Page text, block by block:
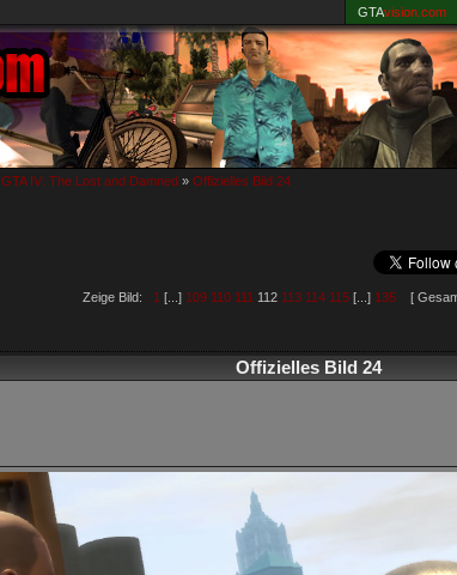
GTAvision.com
GTA IV: The Lost and Damned » Offizielles Bild 24
Zeige Bild: 1 [...] 109 110 111 112 113 114 115[...] 135[
Offizielles Bild 24